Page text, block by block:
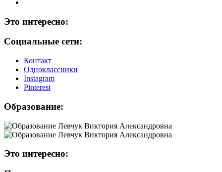
Это интересно:
Социальные сети:
Контакт
Одноклассники
Instagram
Рinterest
Образование:
Это интересно: